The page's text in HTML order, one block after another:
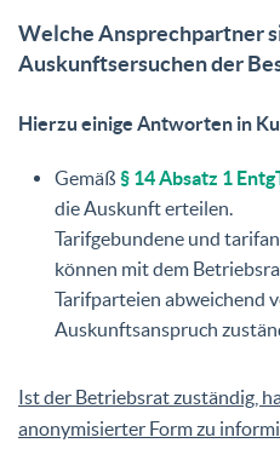
Welche Ansprechpartner
Auskunftsersuchen der
Hierzu einige Antworten in
Gemäß § 14 Absatz 1
die Auskunft erteilen.
Tarifgebundene und
können mit dem
Tarifparteien abweichend
Auskunftsanspruch
Ist der Betriebsrat zuständig,
anonymisierter Form zu